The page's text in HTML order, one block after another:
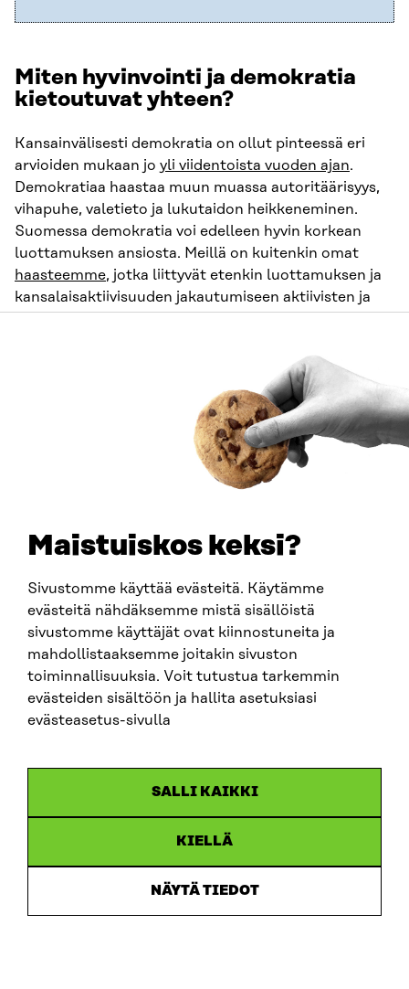
Maistuiskos keksi?
Sivustomme käyttää evästeitä. Käytämme
evästeitä nähdäksemme mistä sisällöistä
sivustomme käyttäjät ovat kiinnostuneita ja
mahdollistaaksemme joitakin sivuston
toiminnallisuuksia. Voit tutustua tarkemmin
evästeiden sisältöön ja hallita asetuksiasi
evästeasetus-sivulla
SALLI KAIKKI
KIELLÄ
NÄYTÄ TIEDOT
Miten hyvinvointi ja demokratia
kietoutuvat yhteen?
Kansainvälisesti demokratia on ollut pinteessä eri
arvioiden mukaan jo yli viidentoista vuoden ajan.
Demokratiaa haastaa muun muassa autoritäärisyys,
vihapuhe, valetieto ja lukutaidon heikkeneminen.
Suomessa demokratia voi edelleen hyvin korkean
luottamuksen ansiosta. Meillä on kuitenkin omat
haasteemme, jotka liittyvät etenkin luottamuksen ja
kansalaisaktiivisuuden jakautumiseen aktiivisten ja
Mitkä ovat teemaan liittyen kolme kiinnostavaa
muutosta, joista pitäisi keskustella enemmän?
1. Lukutaito on demokratian
Nuorten lukutaidon heikkenemisestä on oltu laajasti
tutkimuskeskittyi nimenomaan lukutaitoon. Sen
tulosten perusteella peruskoulun päättävistä
suomalaisista lähes 14 prosentilla on niin huono
lukutaito, ettei se riitä arjessa selviämiseen ja 60
prosenttia suomalaispojista lukee vain, jos on pakko.
TuoreenPISA-tutkimuksen(2022) mukaan
suomalaisnuorten lukutaito on heikentynyt edelleen.
erot lukemisessa ovat läntisten OECD-maiden
Suomi sijoittuu silti kansainvälisessä vertailussa
11 prosentillaon heikko lukutaito, ja